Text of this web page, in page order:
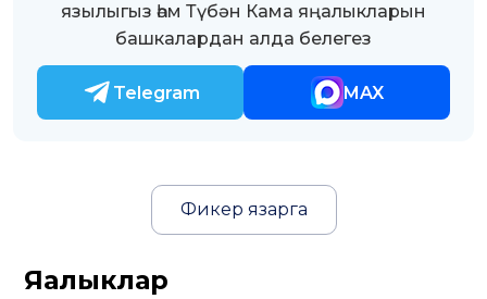
язылыгыз һәм Түбән Кама яңалыкларын
башкалардан алда белегез
Telegram MAX
Фикер язарга
Яңалыклар